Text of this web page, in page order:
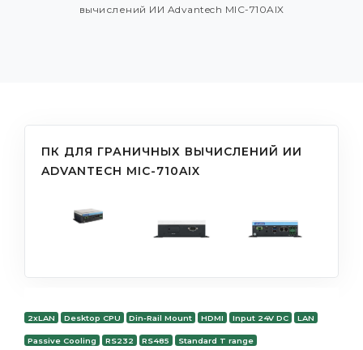
вычислений ИИ Advantech MIC-710AIX
ПК ДЛЯ ГРАНИЧНЫХ ВЫЧИСЛЕНИЙ ИИ
ADVANTECH MIC-710AIX
2xLAN Desktop CPU Din-Rail Mount HDMI Input 24V DC LAN
Passive Cooling RS232 RS485 Standard T range